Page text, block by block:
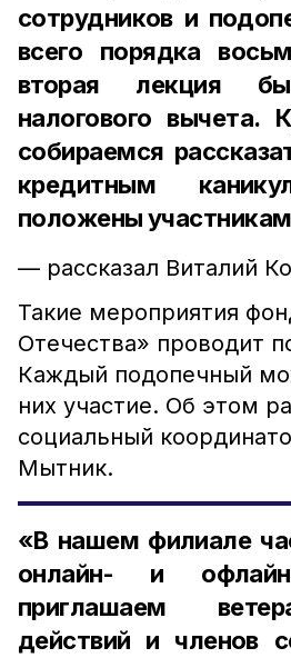
сотрудников и
всего порядка
вторая лекция
налогового вычета.
собираемся
кредитным
положены
— рассказал Виталий
Такие мероприятия
Отечества» проводит
Каждый подопечный
них участие. Об этом
социальный
Мытник.
«В нашем филиале
онлайн- и
приглашаем
действий и членов